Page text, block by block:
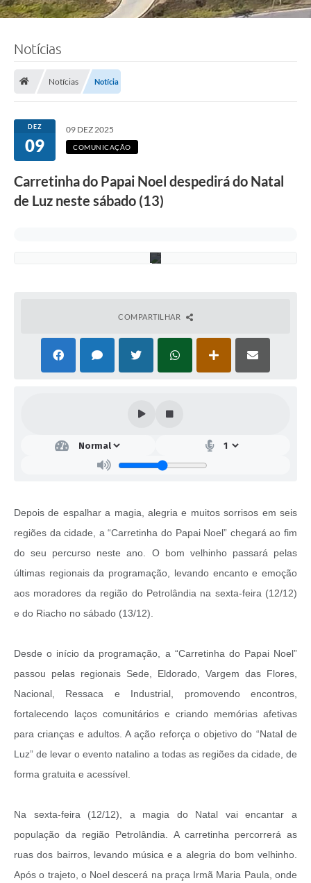
Notícias
Notícias Notícia
DEZ
09
09 DEZ 2025
COMUNICAÇÃO
Carretinha do Papai Noel despedirá do Natal
de Luz neste sábado (13)
w
t
n
e
COMPARTILHAR
Depois de espalhar a magia, alegria e muitos sorrisos em seis
regiões da cidade, a “Carretinha do Papai Noel” chegará ao fim
do seu percurso neste ano. O bom velhinho passará pelas
últimas regionais da programação, levando encanto e emoção
aos moradores da região do Petrolândia na sexta-feira (12/12)
e do Riacho no sábado (13/12).
Desde o início da programação, a “Carretinha do Papai Noel”
passou pelas regionais Sede, Eldorado, Vargem das Flores,
Nacional, Ressaca e Industrial, promovendo encontros,
fortalecendo laços comunitários e criando memórias afetivas
para crianças e adultos. A ação reforça o objetivo do “Natal de
Luz” de levar o evento natalino a todas as regiões da cidade, de
forma gratuita e acessível.
Na sexta-feira (12/12), a magia do Natal vai encantar a
população da região Petrolândia. A carretinha percorrerá as
ruas dos bairros, levando música e a alegria do bom velhinho.
Após o trajeto, o Noel descerá na praça Irmã Maria Paula, onde